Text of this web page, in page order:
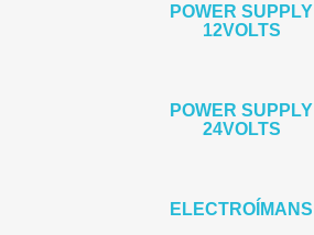
POWER SUPPLY
12VOLTS
POWER SUPPLY
24VOLTS
ELECTROÍMANS